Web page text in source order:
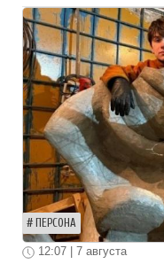
ПЕРСОНА
12:07 | 7 августа